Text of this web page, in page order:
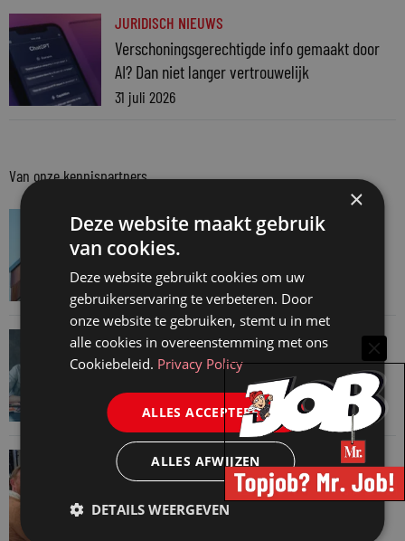
JURIDISCH NIEUWS
Verschoningsgerechtigde info gemaakt door
AI? Dan niet langer vertrouwelijk
31 juli 2026
Van onze kennispartners
VAN ONZE KENNISPARTNERS
Van praktijk naar bewijs: hoe onderbouw je
keuzes tijdens een Wwft-audit?
7 augustus 2026
VAN ONZE KENNISPARTNERS
Werkdruk zegt meer dan urennormen
7 augustus 2026
VAN ONZE KENNISPARTNERS
Martin Woodward: waarom geen enkel
advocatenkantoor hetzelfde kan blijven
×
Deze website maakt gebruik
van cookies.
Deze website gebruikt cookies om uw
gebruikerservaring te verbeteren. Door
onze website te gebruiken, stemt u in met
alle cookies in overeenstemming met ons
Cookiebeleid. Privacy Policy
ALLES ACCEPTEREN
ALLES AFWIJZEN
DETAILS WEERGEVEN